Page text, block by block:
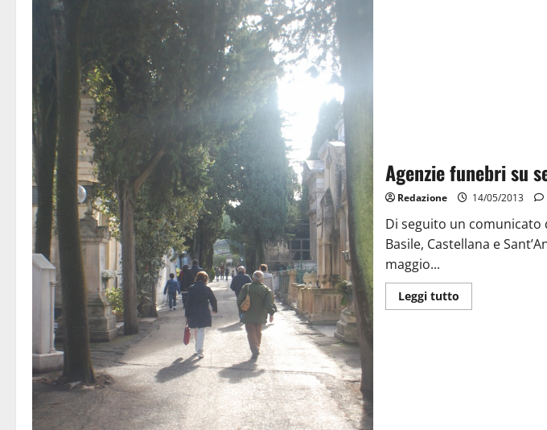
Agenzie funebri su
Redazione 14/05/2013
Di seguito un
Basile, Castellana e
maggio...
Leggi tutto